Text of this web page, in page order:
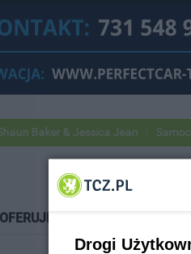
Baker & Jessica Jean
Drogi